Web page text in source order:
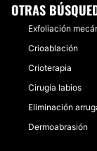
OTRAS
Exfoliación
Crioablación
Crioterapia
Cirugía labios
Eliminación
Dermoabrasión